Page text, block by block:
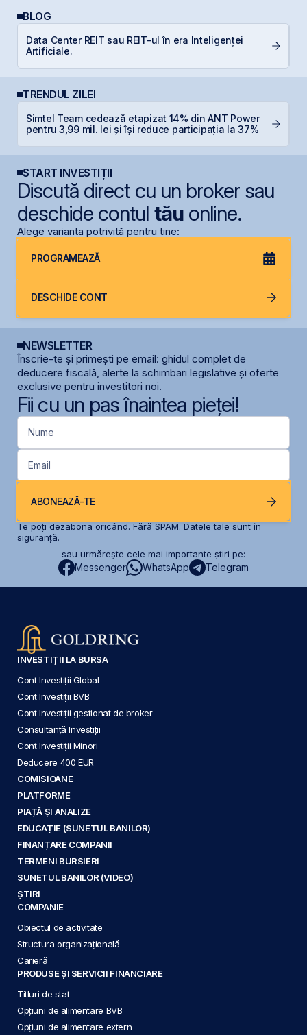
BLOG
Data Center REIT sau REIT-ul în era Inteligenței
Artificiale.
TRENDUL ZILEI
Simtel Team cedează etapizat 14% din ANT Power
pentru 3,99 mil. lei și își reduce participația la 37%
START INVESTIȚII
Discută direct cu un broker sau
deschide contul tăuonline.
Alege varianta potrivită pentru tine:
PROGRAMEAZĂ
DESCHIDE CONT
NEWSLETTER
Înscrie-te și primești pe email: ghidul complet de
deducere fiscală, alerte la schimbari legislative și oferte
exclusive pentru investitori noi.
Fii cu un pas înaintea pieței!
Nume
Email
ABONEAZĂ-TE
Te poți dezabona oricând. Fără SPAM. Datele tale sunt în
siguranță.
sau urmărește cele mai importante știri pe:
Messenger WhatsApp Telegram
INVESTIȚII LA BURSA
Cont Investiții Global
Cont Investiții BVB
Cont Investiții gestionat de broker
Consultanță Investiții
Cont Investiții Minori
Deducere 400 EUR
COMISIOANE
PLATFORME
PIAȚĂ ȘI ANALIZE
EDUCAȚIE (SUNETUL BANILOR)
FINANȚARE COMPANII
TERMENI BURSIERI
SUNETUL BANILOR (VIDEO)
ȘTIRI
COMPANIE
Obiectul de activitate
Structura organizațională
Carieră
PRODUSE ȘI SERVICII FINANCIARE
Titluri de stat
Opțiuni de alimentare BVB
Opțiuni de alimentare extern